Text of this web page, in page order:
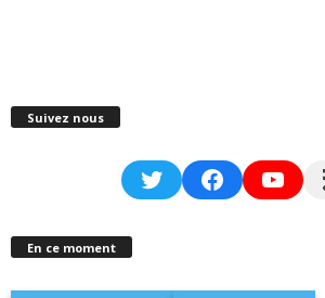
Suivez nous
TwitterFacebook
En ce moment